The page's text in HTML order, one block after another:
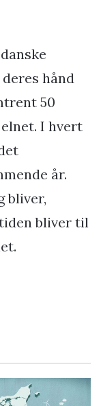
hånd
50
I hvert
år.
bliver,
bliver til